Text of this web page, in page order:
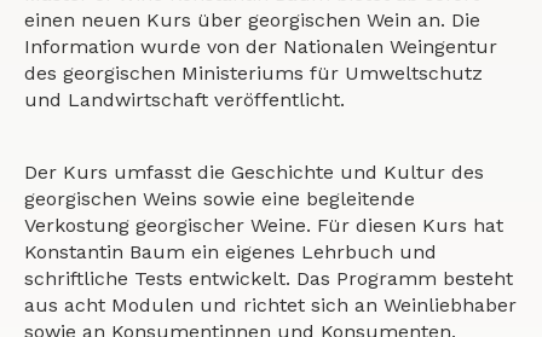
einen neuen Kurs über georgischen Wein an. Die
Information wurde von der Nationalen Weingentur
des georgischen Ministeriums für Umweltschutz
und Landwirtschaft veröffentlicht.
Der Kurs umfasst die Geschichte und Kultur des
georgischen Weins sowie eine begleitende
Verkostung georgischer Weine. Für diesen Kurs hat
Konstantin Baum ein eigenes Lehrbuch und
schriftliche Tests entwickelt. Das Programm besteht
aus acht Modulen und richtet sich an Weinliebhaber
sowie an Konsumentinnen und Konsumenten.